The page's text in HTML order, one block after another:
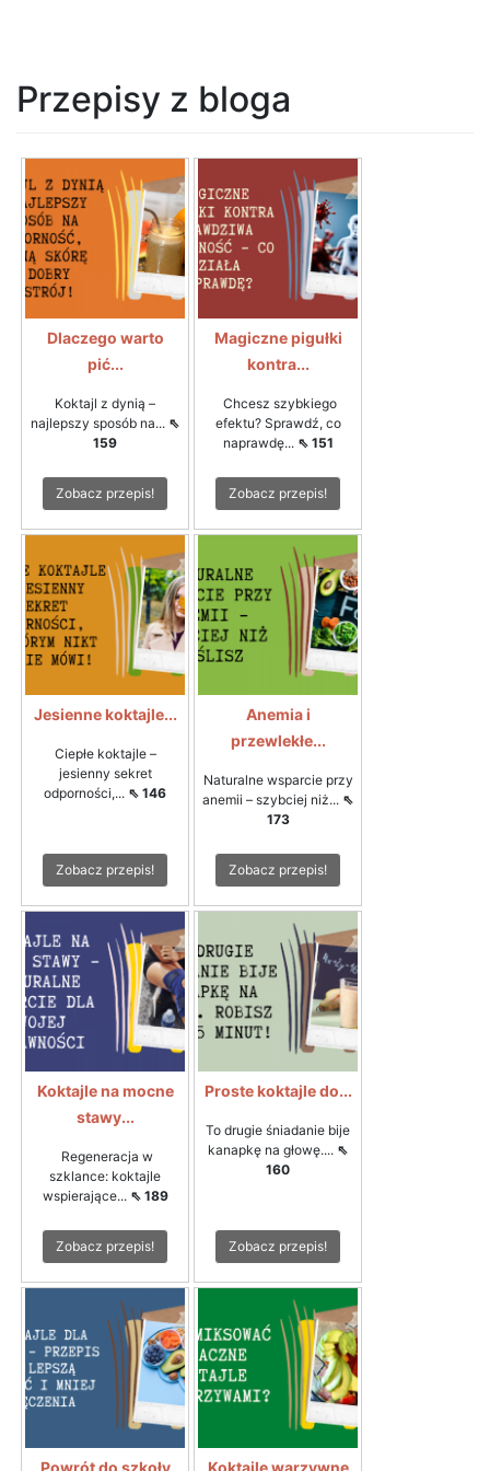
Przepisy z bloga
Dlaczego warto
pić...
Koktajl z dynią –
najlepszy sposób na... ⇖
159
Zobacz przepis!
Magiczne pigułki
kontra...
Chcesz szybkiego
efektu? Sprawdź, co
naprawdę... ⇖ 151
Zobacz przepis!
Jesienne koktajle...
Ciepłe koktajle –
jesienny sekret
odporności,... ⇖ 146
Zobacz przepis!
Anemia i
przewlekłe...
Naturalne wsparcie przy
anemii – szybciej niż... ⇖
173
Zobacz przepis!
Koktajle na mocne
stawy...
Regeneracja w
szklance: koktajle
wspierające... ⇖ 189
Zobacz przepis!
Proste koktajle do...
To drugie śniadanie bije
kanapkę na głowę.... ⇖
160
Zobacz przepis!
Powrót do szkoły Koktajle warzywne